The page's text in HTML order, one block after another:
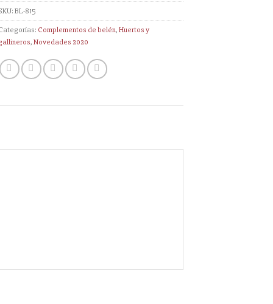
BL-815
Complementos de belén,Huertos y
,Novedades 2020